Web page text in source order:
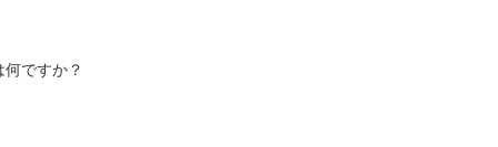
ですか？